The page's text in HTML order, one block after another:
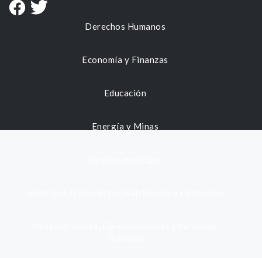
Derechos Humanos
Economía y Finanzas
Educación
Energía y Minas